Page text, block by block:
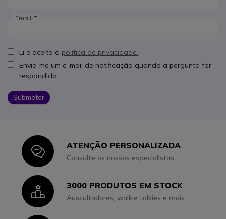
Email:
Li e aceito a política de privacidade.
Envie-me um e-mail de notificação quando a pergunta for
respondida
Submeter
IconATENÇÃO PERSONALIZADA
Consulte os nossos especialistas
Icon3000 PRODUTOS EM STOCK
Auscultadores, walkie talkies e mais